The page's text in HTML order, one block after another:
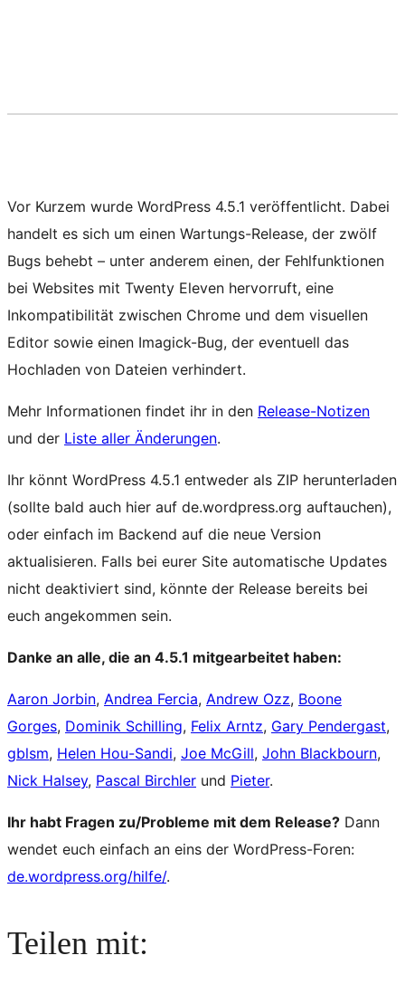
Vor Kurzem wurde WordPress 4.5.1 veröffentlicht. Dabei
handelt es sich um einen Wartungs-Release, der zwölf
Bugs behebt – unter anderem einen, der Fehlfunktionen
bei Websites mit Twenty Eleven hervorruft, eine
Inkompatibilität zwischen Chrome und dem visuellen
Editor sowie einen Imagick-Bug, der eventuell das
Hochladen von Dateien verhindert.
Mehr Informationen findet ihr in den Release-Notizen
und der Liste aller Änderungen.
Ihr könnt WordPress 4.5.1 entweder als ZIP herunterladen
(sollte bald auch hier auf de.wordpress.org auftauchen),
oder einfach im Backend auf die neue Version
aktualisieren. Falls bei eurer Site automatische Updates
nicht deaktiviert sind, könnte der Release bereits bei
euch angekommen sein.
Danke an alle, die an 4.5.1 mitgearbeitet haben:
Aaron Jorbin, Andrea Fercia, Andrew Ozz, Boone
Gorges, Dominik Schilling, Felix Arntz, Gary Pendergast,
gblsm, Helen Hou-Sandi, Joe McGill, John Blackbourn,
Nick Halsey, Pascal Birchler und Pieter.
Ihr habt Fragen zu/Probleme mit dem Release? Dann
wendet euch einfach an eins der WordPress-Foren:
de.wordpress.org/hilfe/.
Teilen mit: